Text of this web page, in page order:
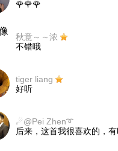
🌹🌹🌹
秋意～～浓
不错哦
tiger liang
好听
☄@Pei Zhen➰
后来，这首我很喜欢的，有